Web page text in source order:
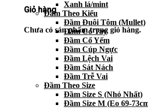
Giỏ hàng
Chưa có sản phẩm trong giỏ hàng.
Xanh lá/mint
Đầm Theo Kiểu
Đầm Đuôi Tôm (Mullet)
Đầm Có Tay
Đầm Cổ Yếm
Đầm Cúp Ngực
Đầm Lệch Vai
Đầm Sát Nách
Đầm Trễ Vai
Đầm Theo Size
Đầm Size S (Nhỏ Nhất)
Đầm Size M (Eo 69-